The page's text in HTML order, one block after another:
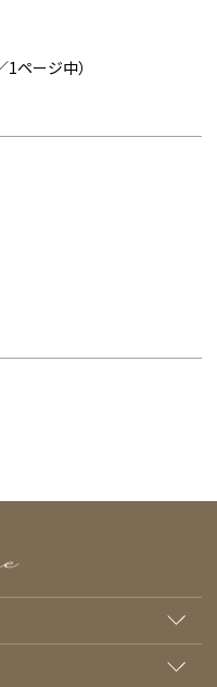
ページ中）